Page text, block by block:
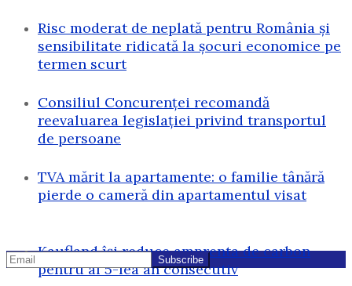
Risc moderat de neplată pentru România și
sensibilitate ridicată la șocuri economice pe
termen scurt
Consiliul Concurenței recomandă
reevaluarea legislației privind transportul
de persoane
TVA mărit la apartamente: o familie tânără
pierde o cameră din apartamentul visat
Kaufland își reduce amprenta de carbon
pentru al 5-lea an consecutiv